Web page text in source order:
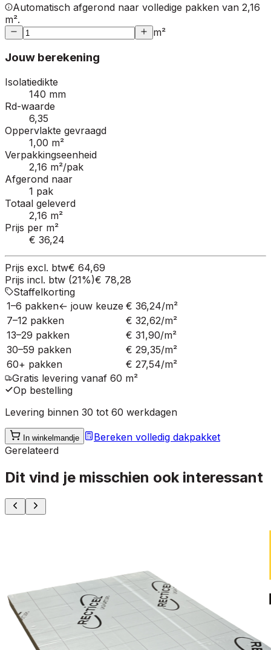
Automatisch afgerond naar volledige pakken van 2,16
m².
m²
Jouw berekening
Isolatiedikte
140 mm
Rd-waarde
6,35
Oppervlakte gevraagd
1,00 m²
Verpakkingseenheid
2,16 m²/pak
Afgerond naar
1 pak
Totaal geleverd
2,16 m²
Prijs per m²
€ 36,24
Prijs excl. btw€ 64,69
Prijs incl. btw (21%)€ 78,28
Staffelkorting
1–6 pakken← jouw keuze € 36,24/m²
7–12 pakken
€ 32,62/m²
13–29 pakken
€ 31,90/m²
30–59 pakken
€ 29,35/m²
60+ pakken
€ 27,54/m²
Gratis levering vanaf 60 m²
Op bestelling
Levering binnen 30 tot 60 werkdagen
In winkelmandje
Bereken volledig dakpakket
Gerelateerd
Dit vind je misschien ook interessant